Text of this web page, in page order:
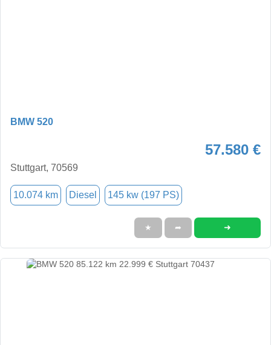
BMW 520
57.580 €
Stuttgart, 70569
10.074 km Diesel 145 kw (197 PS)
★ ➦ ➜